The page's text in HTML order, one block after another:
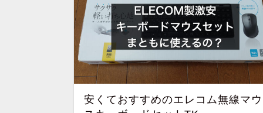
安くておすすめのエレコム無線マウ